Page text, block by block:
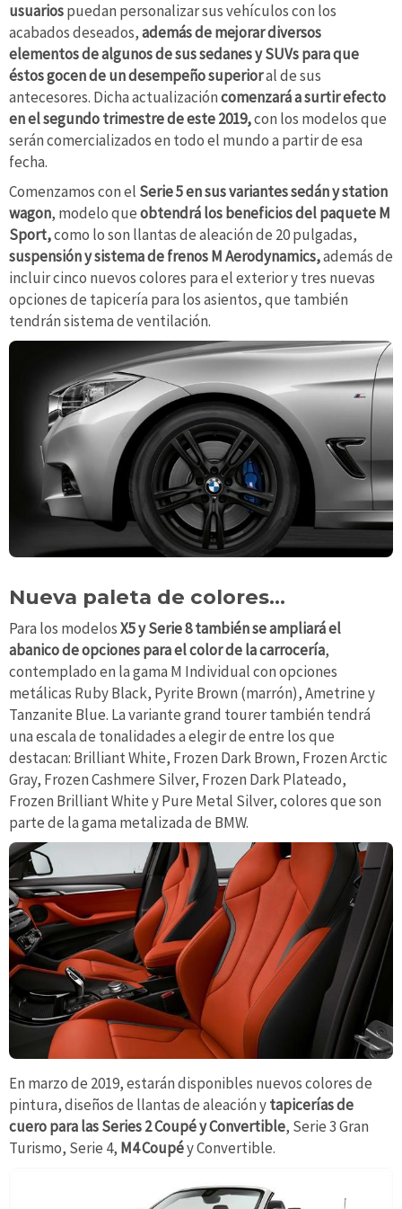
usuariospuedan personalizar sus vehículos con los
acabados deseados,además de mejorar diversos
elementos de algunos de sus sedanes y SUVs para que
éstos gocen de un desempeño superioral de sus
antecesores. Dicha actualizacióncomenzará a surtir efecto
en el segundo trimestre de este 2019,con los modelos que
serán comercializados en todo el mundo a partir de esa
fecha.
Comenzamos con el Serie 5 en sus variantes sedán y station
wagon, modelo queobtendrá los beneficios del paquete M
Sport,como lo son llantas de aleación de 20 pulgadas,
suspensión y sistema de frenos M Aerodynamics,además de
incluir cinco nuevos colores para el exterior y tres nuevas
opciones de tapicería para los asientos, que también
tendrán sistema de ventilación.
Nueva paleta de colores…
Para los modelosX5 y Serie 8 también se ampliará el
abanico de opciones para el color de la carrocería,
contemplado en la gama M Individual con opciones
metálicas Ruby Black, Pyrite Brown (marrón), Ametrine y
Tanzanite Blue. La variante grand tourer también tendrá
una escala de tonalidades a elegir de entre los que
destacan: Brilliant White, Frozen Dark Brown, Frozen Arctic
Gray, Frozen Cashmere Silver, Frozen Dark Plateado,
Frozen Brilliant White y Pure Metal Silver, colores que son
parte de la gama metalizada de BMW.
En marzo de 2019, estarán disponibles nuevos colores de
pintura, diseños de llantas de aleación ytapicerías de
cuero para las Series 2 Coupé y Convertible, Serie 3 Gran
Turismo, Serie 4, M4 Coupéy Convertible.